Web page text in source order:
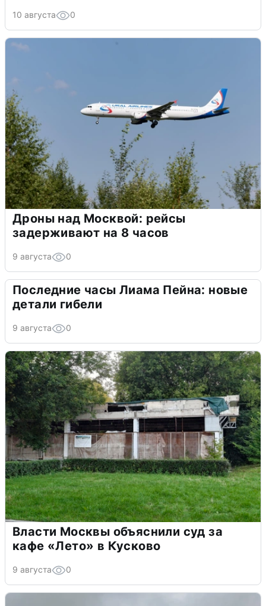
10 августа 0
Дроны над Москвой: рейсы
задерживают на 8 часов
9 августа 0
Последние часы Лиама Пейна: новые
детали гибели
9 августа 0
Власти Москвы объяснили суд за
кафе «Лето» в Кусково
9 августа 0